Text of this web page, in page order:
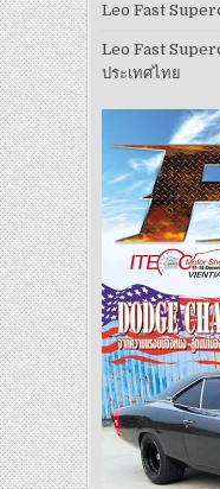
Leo Fast
Leo Fast
ประเทศไทย